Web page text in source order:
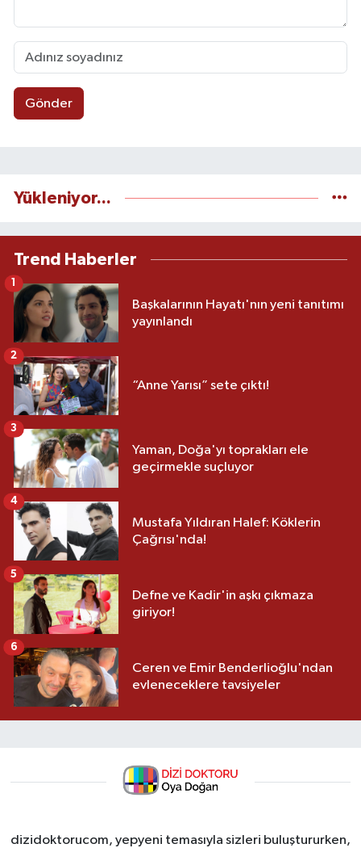
Gönder
Yükleniyor...
Trend Haberler
Başkalarının Hayatı'nın yeni tanıtımı
yayınlandı
1
“Anne Yarısı” sete çıktı!
2
Yaman, Doğa'yı toprakları ele
geçirmekle suçluyor
3
Mustafa Yıldıran Halef: Köklerin
Çağrısı'nda!
4
Defne ve Kadir'in aşkı çıkmaza
giriyor!
5
Ceren ve Emir Benderlioğlu'ndan
evleneceklere tavsiyeler
6
dizidoktorucom, yepyeni temasıyla sizleri buluştururken,